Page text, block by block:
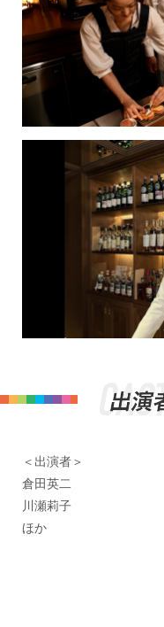
＜出演者＞
倉田英二
川瀬莉子
ほか